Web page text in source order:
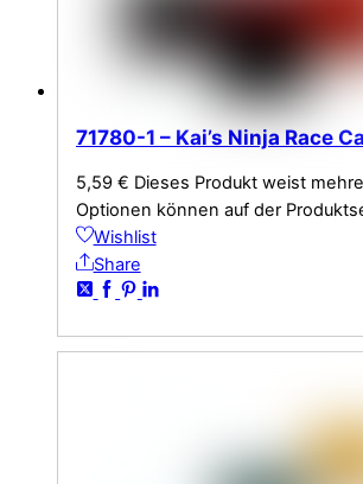
71780-1 – Kai’s Ninja Race
5,59 € Dieses Produkt weist
Optionen können auf der
Wishlist
Share